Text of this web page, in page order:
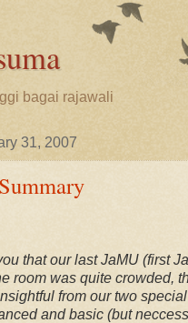
bagai rajawali
31, 2007
that our last JaMU (first
room was quite crowded,
from our two
and basic (but